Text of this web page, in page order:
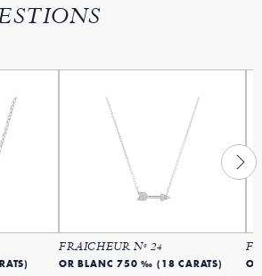
FRAICHEUR Nº 24
OR BLANC 750 ‰ (18 CARATS)